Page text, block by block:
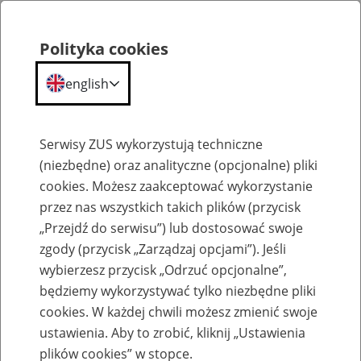
Komunikaty
Ograniczenia w dostępności do
bankowości internetowej BOŚ 21 i 22
Polityka cookies
english
Serwisy ZUS wykorzystują techniczne
(niezbędne) oraz analityczne (opcjonalne) pliki
cookies. Możesz zaakceptować wykorzystanie
przez nas wszystkich takich plików (przycisk
„Przejdź do serwisu”) lub dostosować swoje
zgody (przycisk „Zarządzaj opcjami”). Jeśli
wybierzesz przycisk „Odrzuć opcjonalne”,
będziemy wykorzystywać tylko niezbędne pliki
cookies. W każdej chwili możesz zmienić swoje
ustawienia. Aby to zrobić, kliknij „Ustawienia
plików cookies” w stopce.